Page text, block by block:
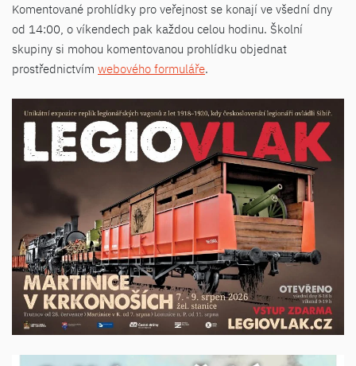
Komentované prohlídky pro veřejnost se konají ve všední dny
od 14:00, o víkendech pak každou celou hodinu. Školní
skupiny si mohou komentovanou prohlídku objednat
prostřednictvím webového formuláře.